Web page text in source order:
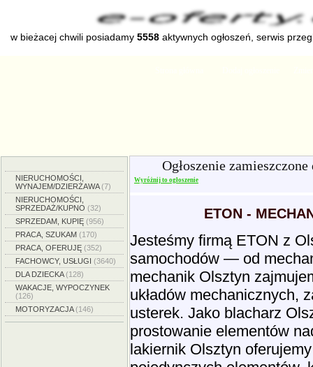
w bieżacej chwili posiadamy5558 aktywnych ogłoszeń, serwis
NIERUCHOMOŚCI,
WYNAJEM/DZIERŻAWA(7)
NIERUCHOMOŚCI,
SPRZEDAŻ/KUPNO (32)
SPRZEDAM, KUPIĘ (956)
PRACA, SZUKAM (170)
PRACA, OFERUJĘ (352)
FACHOWCY, USŁUGI (3640)
DLA DZIECKA(128)
WAKACJE, WYPOCZYNEK
(126)
MOTORYZACJA(146)
Ogłoszenie
Wyróżnij to ogłoszenie
ETON -
Jesteśmy firmą ETON z
samochodów — od
mechanik Olsztyn
układów mechanicznych,
usterek. Jako blacharz
prostowanie elementów
lakiernik Olsztyn